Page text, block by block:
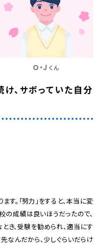
Ｏ・Ｊ くん
、サボっていた自分
す。「努力」をすると、本当に変
の成績は良いほうだったので、
き、受験を勧められ、適当にす
なんだから、少しぐらいだらけ